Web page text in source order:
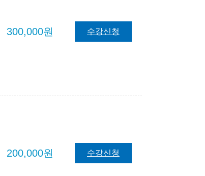
300,000원 수강신청
200,000원 수강신청